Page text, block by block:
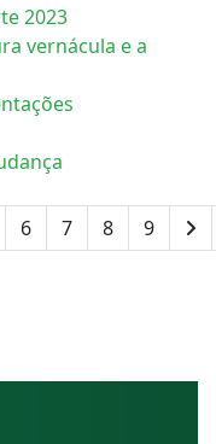
2023
vernácula e a
6 7 8 9